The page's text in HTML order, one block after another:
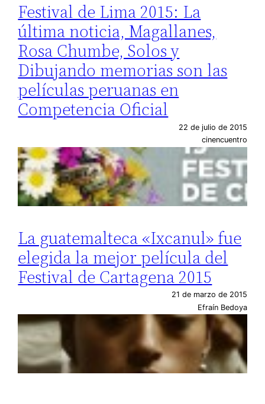
Festival de Lima 2015: La
última noticia, Magallanes,
Rosa Chumbe, Solos y
Dibujando memorias son las
películas peruanas en
Competencia Oficial
22 de julio de 2015
cinencuentro
La guatemalteca «Ixcanul» fue
elegida la mejor película del
Festival de Cartagena 2015
21 de marzo de 2015
Efraín Bedoya